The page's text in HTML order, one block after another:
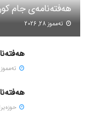
هەفتەنامەی جام
ته‌مموز 28, 2026
ته‌مموز 14, 2026
حوزه‌یران 27,